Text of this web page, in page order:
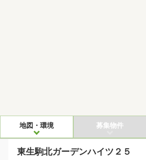
地図・環境 募集物件
東生駒北ガーデンハイツ２５